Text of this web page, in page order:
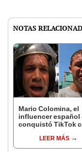
NOTAS
Mario Colomina, el
influencer español
conquistó TikTok
"Mi amor nació por
gastronomía"
LEER MÁS